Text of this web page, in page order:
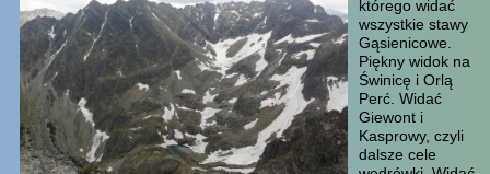
którego widać
wszystkie stawy
Gąsienicowe.
Piękny widok na
Świnicę i Orlą
Perć. Widać
Giewont i
Kasprowy, czyli
dalsze cele